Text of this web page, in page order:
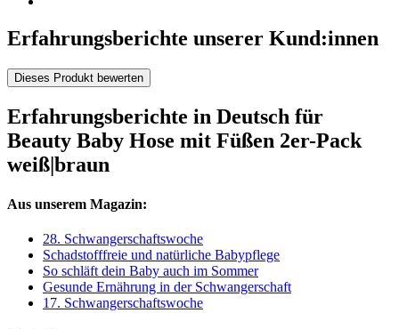
Erfahrungsberichte unserer Kund:innen
Dieses Produkt bewerten
Erfahrungsberichte in Deutsch für
Beauty Baby Hose mit Füßen 2er-Pack
weiß|braun
Aus unserem Magazin:
28. Schwangerschaftswoche
Schadstofffreie und natürliche Babypflege
So schläft dein Baby auch im Sommer
Gesunde Ernährung in der Schwangerschaft
17. Schwangerschaftswoche